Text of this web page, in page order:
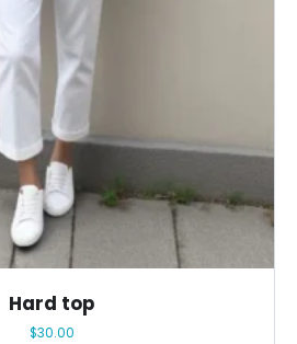
Hard top
$30.00